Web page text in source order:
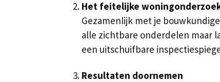
Het feitelijke
Gezamenlijk met je
alle zichtbare onderdelen maar
een uitschuifbare
Resultaten doornemen